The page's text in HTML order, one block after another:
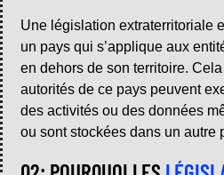
Une législation extraterritoriale
un pays qui s’applique aux
en dehors de son territoire.
autorités de ce pays peuvent
des activités ou des données
ou sont stockées dans un autre